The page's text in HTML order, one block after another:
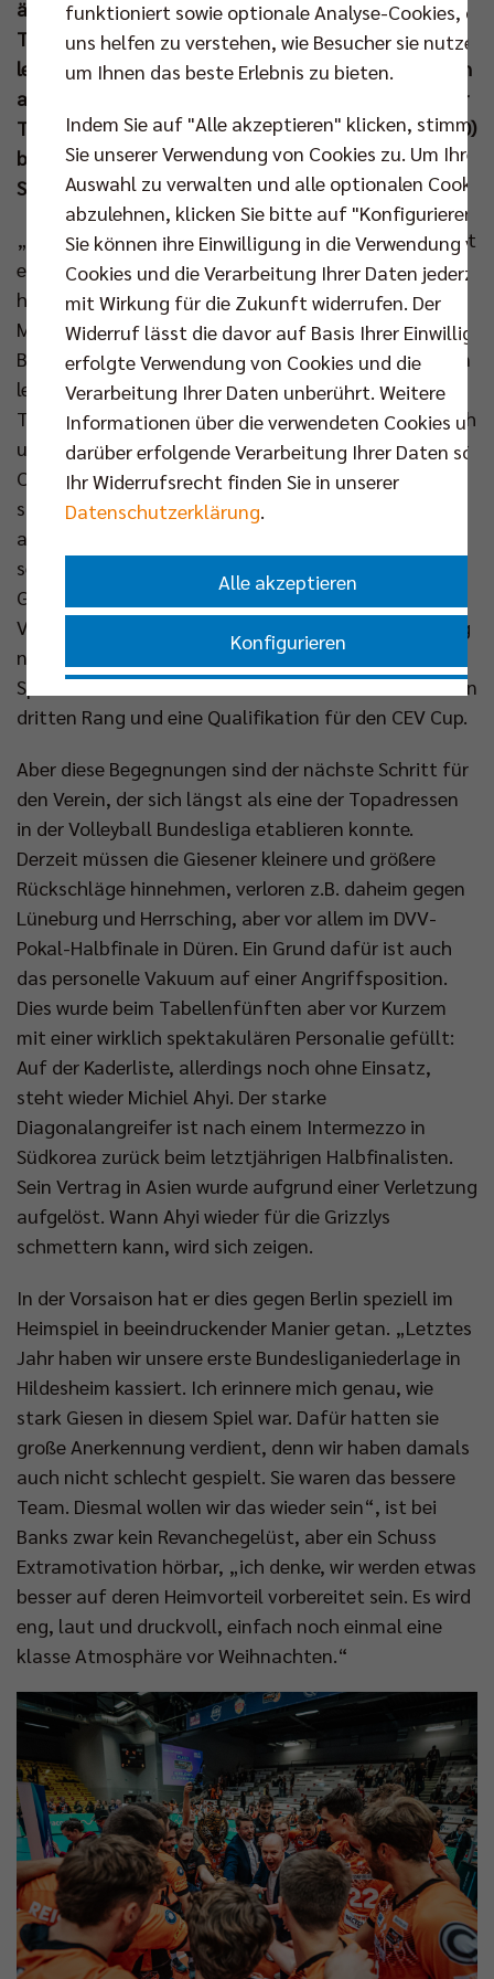
ähnlich: Erneut empfängt ein Champions-League-
Teilnehmer den Hauptstadtclub in seiner bis auf den
letzten Stehplatz restlos ausverkauften Arena. Doch
auch unter diesen Voraussetzungen möchte sich der
Tabellenführer am Samstagabend (21. Dez um 20.00)
bei den Helios Grizzlys Giesen unbedingt mit einem
Sieg in die Feiertage verabschieden.
„Wir gehen in dieses letzte Spiel vor Weihnachten mit
einem wirklich guten Momentum. Die Mannschaft
hat ein paar harte Duelle gemeistert und starke
Matches abgeliefert“, zeigt sich Headcoach Joel
Banks erfreut über die Auftritte seiner Männer in den
letzten Wochen. Zuletzt biss sich das BR Volleys
Team gegen Greenyard Maaseik daheim mit 3:1 durch
und verbuchte somit den Einzug in die K.o.-Phase der
Champions League. In der Königsklasse präsentieren
sich aktuell auch erstmals die konstant
aufstrebenden Grizzlys. Kapitän Hauke Wagner und
seine Nebenmänner hielten gegen die namenhaften
Gegner Olympiakos Piräus, Fenerbahce Istanbul und
Vero Volley Monza oft gut mit, doch am Ende sprang
noch kein Sieg heraus. Mit einem Punkt aus vier
Spielen besteht nur noch eine Minimalchance auf den
dritten Rang und eine Qualifikation für den CEV Cup.
Aber diese Begegnungen sind der nächste Schritt für
den Verein, der sich längst als eine der Topadressen
in der Volleyball Bundesliga etablieren konnte.
Derzeit müssen die Giesener kleinere und größere
Rückschläge hinnehmen, verloren z.B. daheim gegen
Lüneburg und Herrsching, aber vor allem im DVV-
Pokal-Halbfinale in Düren. Ein Grund dafür ist auch
das personelle Vakuum auf einer Angriffsposition.
Dies wurde beim Tabellenfünften aber vor Kurzem
mit einer wirklich spektakulären Personalie gefüllt:
Auf der Kaderliste, allerdings noch ohne Einsatz,
steht wieder Michiel Ahyi. Der starke
Diagonalangreifer ist nach einem Intermezzo in
Südkorea zurück beim letztjährigen Halbfinalisten.
Sein Vertrag in Asien wurde aufgrund einer Verletzung
aufgelöst. Wann Ahyi wieder für die Grizzlys
schmettern kann, wird sich zeigen.
In der Vorsaison hat er dies gegen Berlin speziell im
Heimspiel in beeindruckender Manier getan. „Letztes
Jahr haben wir unsere erste Bundesliganiederlage in
Hildesheim kassiert. Ich erinnere mich genau, wie
stark Giesen in diesem Spiel war. Dafür hatten sie
große Anerkennung verdient, denn wir haben damals
auch nicht schlecht gespielt. Sie waren das bessere
Team. Diesmal wollen wir das wieder sein“, ist bei
Banks zwar kein Revanchegelüst, aber ein Schuss
Extramotivation hörbar, „ich denke, wir werden etwas
besser auf deren Heimvorteil vorbereitet sein. Es wird
eng, laut und druckvoll, einfach noch einmal eine
klasse Atmosphäre vor Weihnachten.“
funktioniert sowie optionale Analyse-Cookies, die
uns helfen zu verstehen, wie Besucher sie nutzen,
um Ihnen das beste Erlebnis zu bieten.
Indem Sie auf "Alle akzeptieren" klicken, stimmen
Sie unserer Verwendung von Cookies zu. Um Ihre
Auswahl zu verwalten und alle optionalen Cookies
abzulehnen, klicken Sie bitte auf "Konfigurieren".
Sie können ihre Einwilligung in die Verwendung
Cookies und die Verarbeitung Ihrer Daten
mit Wirkung für die Zukunft widerrufen. Der
Widerruf lässt die davor auf Basis Ihrer
erfolgte Verwendung von Cookies und die
Verarbeitung Ihrer Daten unberührt. Weitere
Informationen über die verwendeten Cookies und
darüber erfolgende Verarbeitung Ihrer Daten
Ihr Widerrufsrecht finden Sie in unserer
Datenschutzerklärung.
Alle akzeptieren
Konfigurieren
Nur essenzielle Cookies akzeptieren
Impressum |Datenschutzerklärung